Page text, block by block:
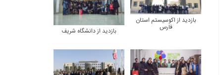
بازدید از اکوسیستم استان
فارس بازدید از دانشگاه شریف